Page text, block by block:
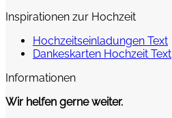
Inspirationen zur Hochzeit
Hochzeitseinladungen Text
Dankeskarten Hochzeit Text
Informationen
Wir helfen gerne weiter.